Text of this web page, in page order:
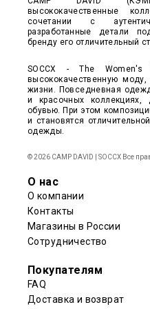
высококачественные
сочетании с
разработанные детали
бренду его отличительный
SOCCX - The Women's
высококачественную
жизни. Повседневная
и красочных коллекциях,
обувью. При этом
и становятся
одежды.
© 2026 CAMP DAVID | SOCCX Все
О нас
О компании
Контакты
Магазины в России
Сотрудничество
Покупателям
FAQ
Доставка и возврат